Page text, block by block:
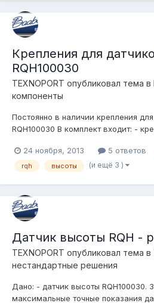
Крепления для
RQH100030
TEXNOPORT опубликовал тема в
компоненты
Постоянно в наличии крепления
RQH100030 В комплект входит: -
крепление штанги датчика 1шт; -
гайка крепления штанги 1шт. Цена
24 ноября, 2013 5 ответов
rqh высоты (и ещё 3 )
Датчик высоты RQH -
TEXNOPORT опубликовал тема в
нестандартные решения
Дано: - датчик высоты RQH100030.
максимальные точные показания